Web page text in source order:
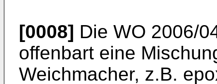
[0008] Die WO 2006/
offenbart eine
Weichmacher, z.B.